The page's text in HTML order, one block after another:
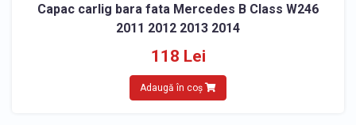
Capac carlig bara fata Mercedes B Class W246
2011 2012 2013 2014
118 Lei
Adaugă în coș